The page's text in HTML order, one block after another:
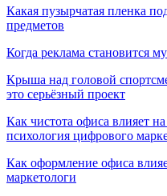
Какая пузырчатая пленка
предметов
Когда реклама становится
Крыша над головой
это серьёзный проект
Как чистота офиса влияет
психология цифрового
Как оформление офиса
маркетологи